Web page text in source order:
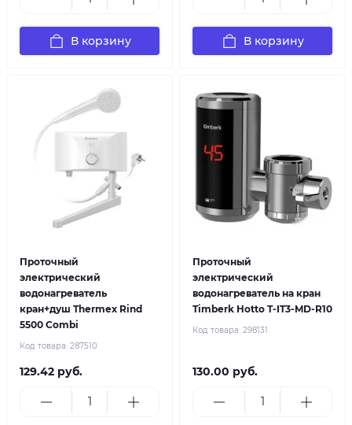
В корзину В корзину
Проточный
электрический
водонагреватель
кран+душ Thermex Rind
5500 Combi
Код товара: 287510
129.42 руб.
Проточный
электрический
водонагреватель на кран
Timberk Hotto T-IT3-MD-R10
Код товара: 298131
130.00 руб.